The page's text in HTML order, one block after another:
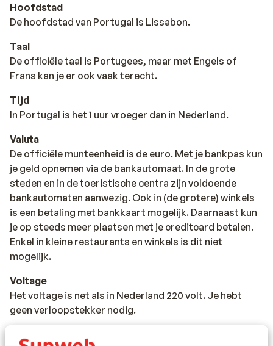
Hoofdstad
De hoofdstad van Portugal is Lissabon.
Taal
De officiële taal is Portugees, maar met Engels of
Frans kan je er ook vaak terecht.
Tijd
In Portugal is het 1 uur vroeger dan in Nederland.
Valuta
De officiële munteenheid is de euro. Met je bankpas kun
je geld opnemen via de bankautomaat. In de grote
steden en in de toeristische centra zijn voldoende
bankautomaten aanwezig. Ook in (de grotere) winkels
is een betaling met bankkaart mogelijk. Daarnaast kun
je op steeds meer plaatsen met je creditcard betalen.
Enkel in kleine restaurants en winkels is dit niet
mogelijk.
Voltage
Het voltage is net als in Nederland 220 volt. Je hebt
geen verloopstekker nodig.